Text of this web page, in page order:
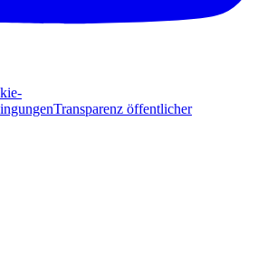
Transparenz öffentlicher